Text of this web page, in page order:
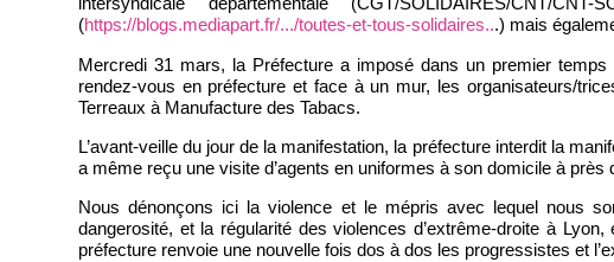
(https://blogs.mediapart.fr/.../toutes-et-tous-solidaires...) mais
Mercredi 31 mars, la Préfecture a imposé dans un premier
rendez-vous en préfecture et face à un mur, les organisateurs/
Terreaux à Manufacture des Tabacs.
L’avant-veille du jour de la manifestation, la préfecture interdit la
a même reçu une visite d’agents en uniformes à son domicile à près
Nous dénonçons ici la violence et le mépris avec lequel nous
dangerosité, et la régularité des violences d’extrême-droite à
préfecture renvoie une nouvelle fois dos à dos les progressistes et